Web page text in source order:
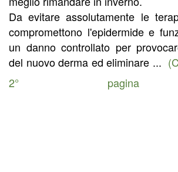
Da evitare assolutamente le
compromettono l'epidermide e
un danno controllato per
del nuovo derma ed eliminare ...
2° pagina